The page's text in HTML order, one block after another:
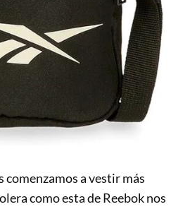
comenzamos a vestir más
como esta de Reebok nos